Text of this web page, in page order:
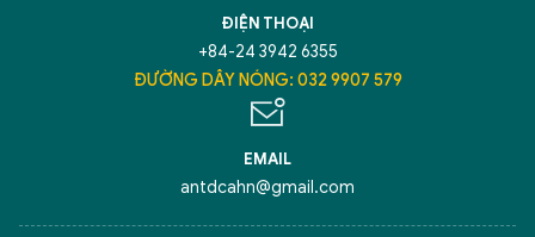
ĐIỆN THOẠI
+84-24 3942 6355
ĐƯỜNG DÂY NÓNG: 032 9907 579
EMAIL
antdcahn@gmail.com